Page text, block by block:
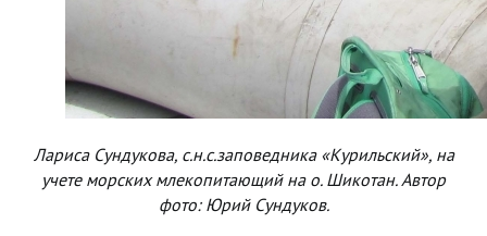
Лариса Сундукова, с.н.с.заповедника «Курильский», на
учете морских млекопитающий на о. Шикотан. Автор
фото: Юрий Сундуков.